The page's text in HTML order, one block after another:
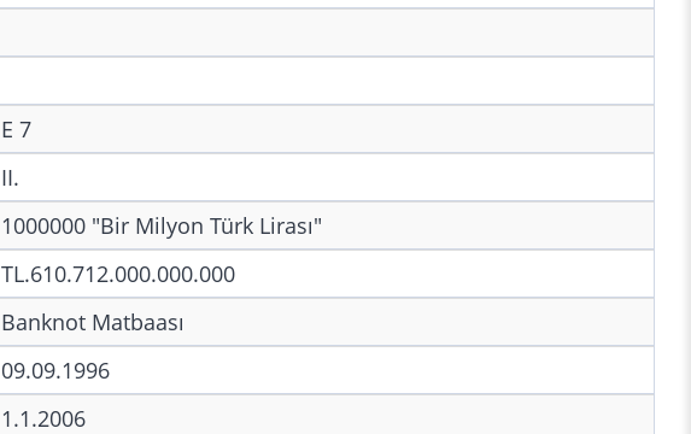
E 7
II.
1000000 "Bir Milyon Türk Lirası"
TL.610.712.000.000.000
Banknot Matbaası
09.09.1996
1.1.2006